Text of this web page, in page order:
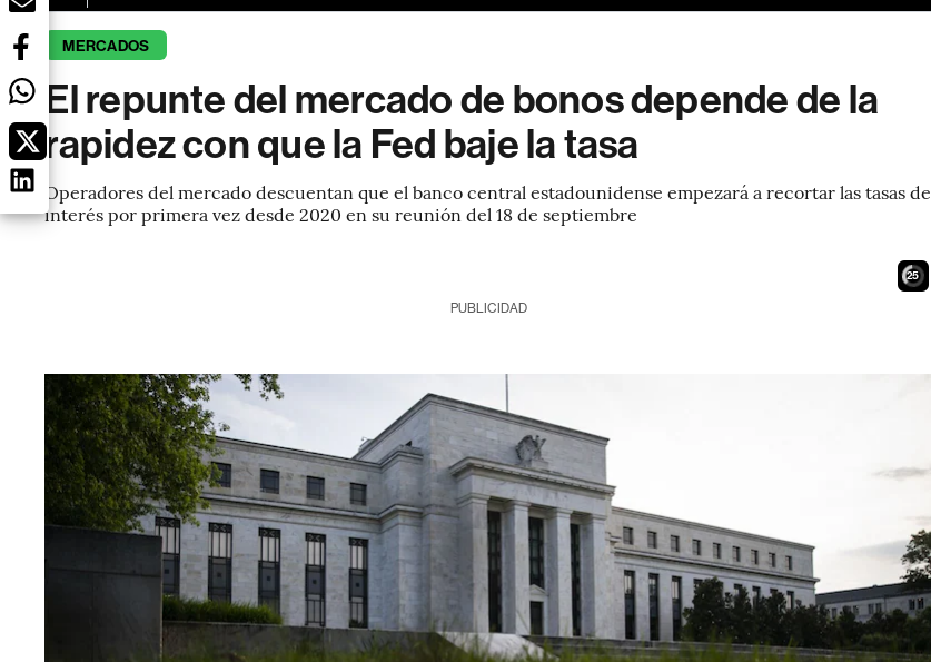
MERCADOS
El repunte del mercado de bonos depende de la
rapidez con que la Fed baje la tasa
Operadores del mercado descuentan que el banco central estadounidense empezará a recortar las tasas de
interés por primera vez desde 2020 en su reunión del 18 de septiembre
24
PUBLICIDAD